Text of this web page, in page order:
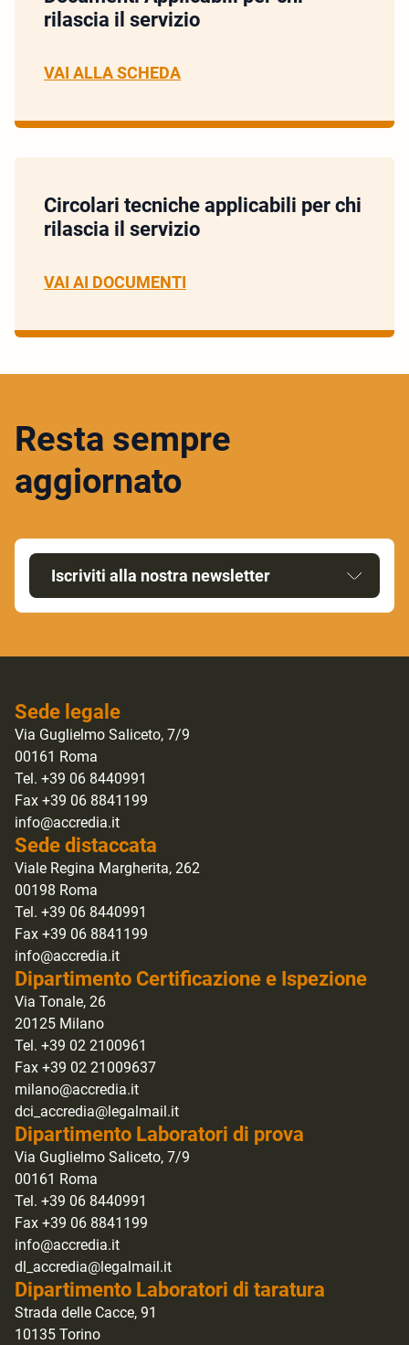
rilascia il servizio
VAI ALLA SCHEDA
Circolari tecniche applicabili per chi
rilascia il servizio
VAI AI DOCUMENTI
Resta sempre
aggiornato
Iscriviti alla nostra newsletter
Sede legale
Via Guglielmo Saliceto, 7/9
00161 Roma
Tel. +39 06 8440991
Fax +39 06 8841199
info@accredia.it
Sede distaccata
Viale Regina Margherita, 262
00198 Roma
Tel. +39 06 8440991
Fax +39 06 8841199
info@accredia.it
Dipartimento Certificazione e Ispezione
Via Tonale, 26
20125 Milano
Tel. +39 02 2100961
Fax +39 02 21009637
milano@accredia.it
dci_accredia@legalmail.it
Dipartimento Laboratori di prova
Via Guglielmo Saliceto, 7/9
00161 Roma
Tel. +39 06 8440991
Fax +39 06 8841199
info@accredia.it
dl_accredia@legalmail.it
Dipartimento Laboratori di taratura
Strada delle Cacce, 91
10135 Torino